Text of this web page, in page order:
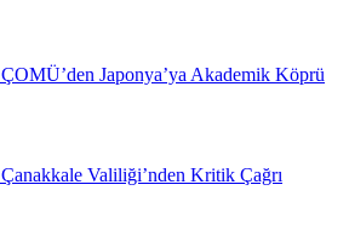
ÇOMÜ’den Japonya’ya Akademik Köprü
Çanakkale Valiliği’nden Kritik Çağrı